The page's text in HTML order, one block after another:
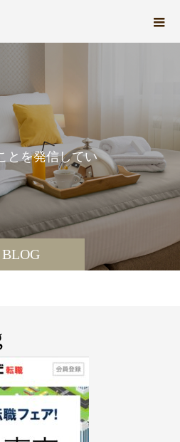
BLOG
を発信しています。